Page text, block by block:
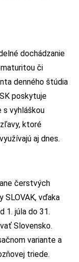
dochádzanie
či
denného štúdia
poskytuje
vyhláškou
ktoré
aj dnes.
čerstvých
vďaka
1. júla do 31.
Slovensko.
variante a
triede.